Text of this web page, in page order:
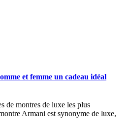
et femme un cadeau idéal
de montres de luxe les plus
Armani est synonyme de luxe,